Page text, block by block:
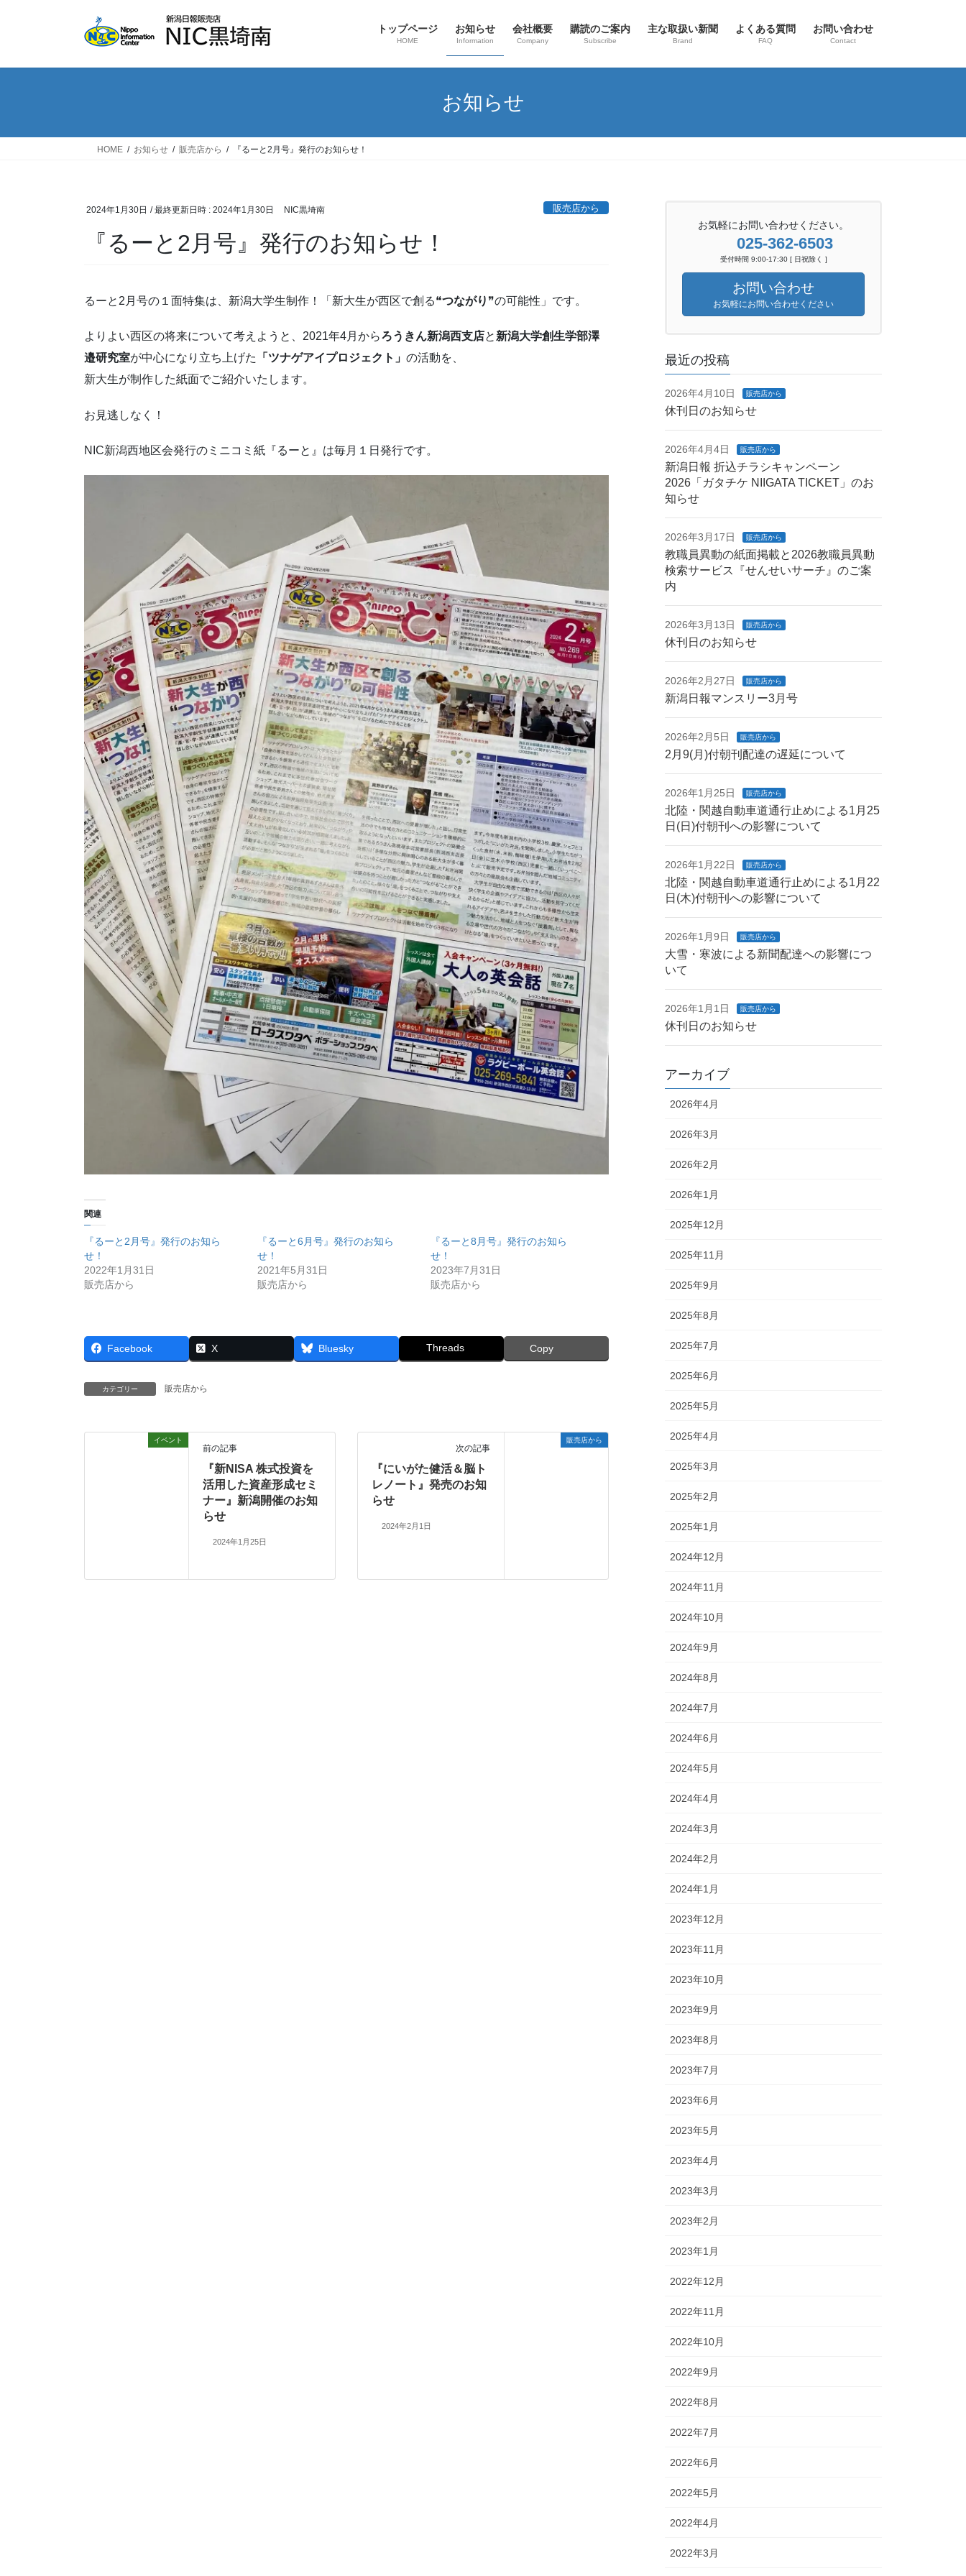
トップページ
HOME
お知らせ
Information
会社概要
Company
購読のご案内
Subscribe
主な取扱い新聞
Brand
よくある質問
FAQ
お問い合わせ
Contact
お知らせ
HOME お知らせ 販売店から 『るーと2月号』発行のお知らせ！
2024年1月30日 / 最終更新日時 : 2024年1月30日 NIC黒埼南 販売店から
『るーと2月号』発行のお知らせ！
るーと2月号の１面特集は、新潟大学生制作！「新大生が西区で創る❝つながり ❞の可能性」です。
よりよい西区の将来について考えようと、2021年4月からろうきん新潟西支店と 新潟大学創生学部澤
邉研究室が中心になり立ち上げた 「ツナゲアイプロジェクト」 の活動を、
新大生が制作した紙面でご紹介いたします。
お見逃しなく！
NIC新潟西地区会発行のミニコミ紙『るーと』は毎月１日発行です。
関連
『るーと2月号』発行のお知ら
せ！
2022年1月31日
販売店から
『るーと6月号』発行のお知ら
せ！
2021年5月31日
販売店から
『るーと8月号』発行のお知ら
せ！
2023年7月31日
販売店から
Facebook X Bluesky Threads Copy
カテゴリー 販売店から
イベント
前の記事
『新NISA 株式投資を
活用した資産形成セミ
ナー』新潟開催のお知
らせ
2024年1月25日
販売店から
次の記事
『にいがた健活＆脳ト
レノート』発売のお知
らせ
2024年2月1日
お気軽にお問い合わせください。
025-362-6503
受付時間 9:00-17:30 [ 日祝除く ]
お問い合わせ
お気軽にお問い合わせください
最近の投稿
2026年4月10日 販売店から
休刊日のお知らせ
2026年4月4日 販売店から
新潟日報 折込チラシキャンペーン
2026「ガタチケ NIIGATA TICKET」のお
知らせ
2026年3月17日 販売店から
教職員異動の紙面掲載と2026教職員異動
検索サービス『せんせいサーチ』のご案
内
2026年3月13日 販売店から
休刊日のお知らせ
2026年2月27日 販売店から
新潟日報マンスリー3月号
2026年2月5日 販売店から
2月9(月)付朝刊配達の遅延について
2026年1月25日 販売店から
北陸・関越自動車道通行止めによる1月25
日(日)付朝刊への影響について
2026年1月22日 販売店から
北陸・関越自動車道通行止めによる1月22
日(木)付朝刊への影響について
2026年1月9日 販売店から
大雪・寒波による新聞配達への影響につ
いて
2026年1月1日 販売店から
休刊日のお知らせ
アーカイブ
2026年4月
2026年3月
2026年2月
2026年1月
2025年12月
2025年11月
2025年9月
2025年8月
2025年7月
2025年6月
2025年5月
2025年4月
2025年3月
2025年2月
2025年1月
2024年12月
2024年11月
2024年10月
2024年9月
2024年8月
2024年7月
2024年6月
2024年5月
2024年4月
2024年3月
2024年2月
2024年1月
2023年12月
2023年11月
2023年10月
2023年9月
2023年8月
2023年7月
2023年6月
2023年5月
2023年4月
2023年3月
2023年2月
2023年1月
2022年12月
2022年11月
2022年10月
2022年9月
2022年8月
2022年7月
2022年6月
2022年5月
2022年4月
2022年3月